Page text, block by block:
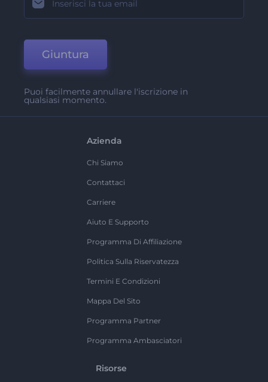
Giuntura
Puoi facilmente annullare l'iscrizione in
qualsiasi momento.
Azienda
Chi Siamo
Contattaci
Carriere
Aiuto E Supporto
Programma Di Affiliazione
Politica Sulla Riservatezza
Termini E Condizioni
Mappa Del Sito
Programma Partner
Programma Ambasciatori
Risorse